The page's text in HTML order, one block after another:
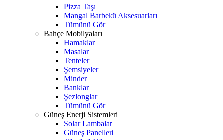
Pizza Taşı
Mangal Barbekü Aksesuarları
Tümünü Gör
Bahçe Mobilyaları
Hamaklar
Masalar
Tenteler
Şemsiyeler
Minder
Banklar
Şezlonglar
Tümünü Gör
Güneş Enerji Sistemleri
Solar Lambalar
Güneş Panelleri